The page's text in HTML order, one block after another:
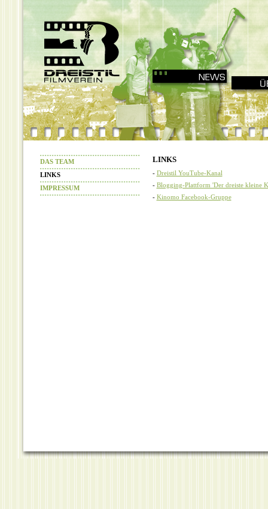
DAS TEAM
LINKS
IMPRESSUM
LINKS
- Dreistil YouTube-Kanal
- Blogging-Plattform 'Der dreiste kleine
- Kinomo Facebook-Gruppe